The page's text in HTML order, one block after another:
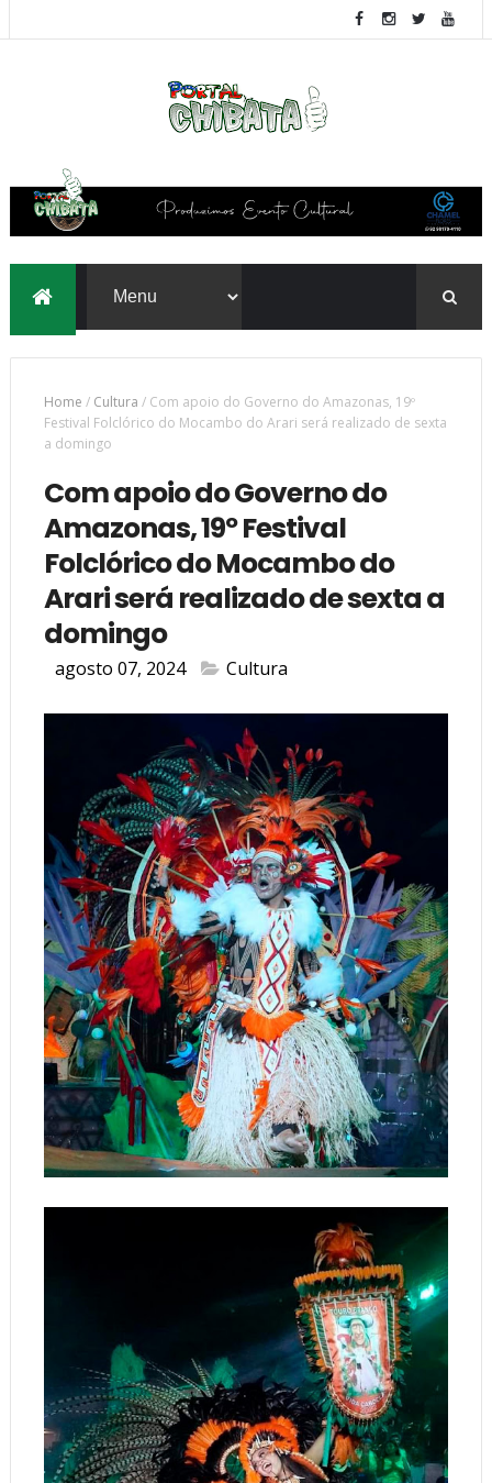
Home / Cultura / Com apoio do Governo do Amazonas, 19º
Festival Folclórico do Mocambo do Arari será realizado de sexta
a domingo
Com apoio do Governo do
Amazonas, 19º Festival
Folclórico do Mocambo do
Arari será realizado de sexta a
domingo
agosto 07, 2024 Cultura